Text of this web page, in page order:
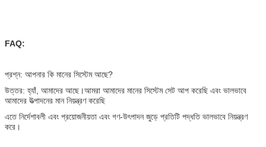
FAQ:
প্রশ্ন: আপনার কি মানের সিস্টেম আছে?
উত্তর: হ্যাঁ, আমাদের আছে।আমরা আমাদের মানের সিস্টেম সেট আপ করেছি এবং ভালভাবে
আমাদের উত্পাদনের মান নিয়ন্ত্রণ করেছি
এতে নির্দেশাবলী এবং প্রয়োজনীয়তা এবং গণ-উৎপাদন জুড়ে প্রতিটি পদ্ধতি ভালভাবে নিয়ন্ত্রণ
করে।